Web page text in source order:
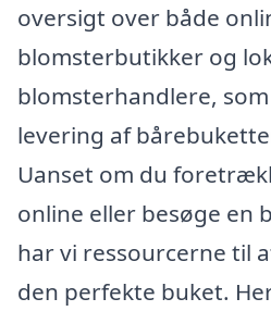
oversigt over både
blomsterbutikker og
blomsterhandlere,
levering af
Uanset om du
online eller besøge en
har vi ressourcerne til
den perfekte buket.